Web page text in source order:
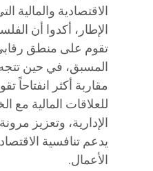
الاقتصادية والمالية
الإطار، أكدوا أن
تقوم على منطق
المسبق، في حين
مقاربة أكثر انفتاحاً
للعلاقات المالية مع
الإدارية، وتعزيز
يدعم تنافسية
الأعمال.